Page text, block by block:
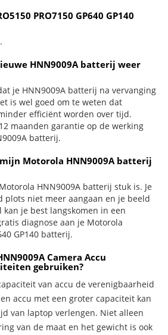
PRO7150 GP640 GP140
HNN9009A batterij weer
je HNN9009A batterij na vervanging
is wel goed om te weten dat
efficiënt worden over tijd.
maanden garantie op de werking
batterij.
Motorola HNN9009A batterij
HNN9009A batterij stuk is. Je
plots niet meer aangaan en je beeld
je best langskomen in een
diagnose aan je Motorola
GP140 batterij.
Camera Accu
gebruiken?
van accu de verenigbaarheid
accu met een groter capaciteit kan
van laptop verlengen. Niet alleen
van de maat en het gewicht is ook